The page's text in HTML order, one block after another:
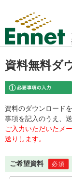
資料無料ダ
資料のダウンロード
事項を記入のうえ、
ご入力いただいたメ
送りします。
ご希望資料 必須